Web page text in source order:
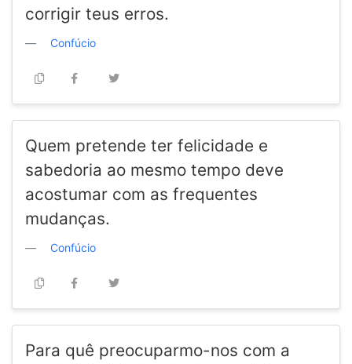
corrigir teus erros.
Confúcio
Quem pretende ter felicidade e
sabedoria ao mesmo tempo deve
acostumar com as frequentes
mudanças.
Confúcio
Para quê preocuparmo-nos com a